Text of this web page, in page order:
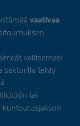
vaativaa
valitsemasi
sektorilla tehty
tai
kuntoutusjakson